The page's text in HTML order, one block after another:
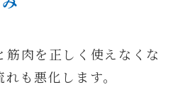
肉を正しく使えなくな
も悪化します。